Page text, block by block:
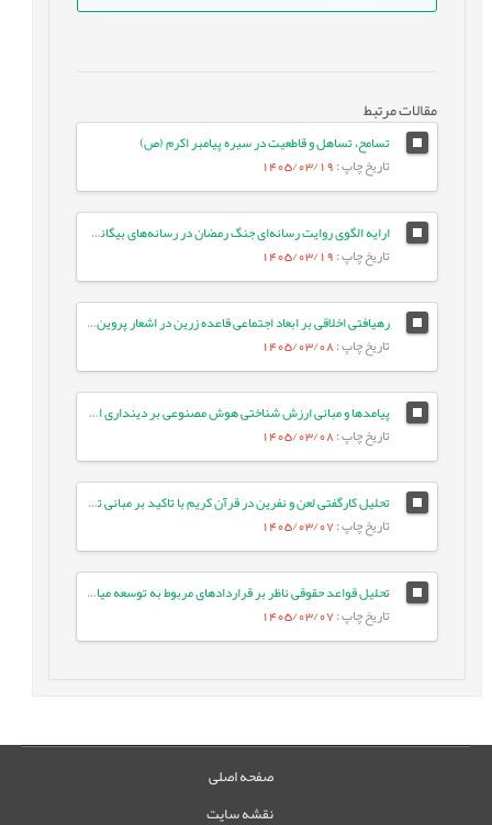
مقالات مرتبط
تسامح، تساهل و قاطعیت در سیره پیامبر اکرم (ص)
تاریخ چاپ: 1405/03/19
ارایه الگوی روایت رسانه‌ای جنگ رمضان در رسانه‌های بیگانه: مطالعه موردی ایران اینترنشنال
تاریخ چاپ: 1405/03/19
رهیافتی اخلاقی بر ابعاد اجتماعی قاعده زرین در اشعار پروین اعتصامی
تاریخ چاپ: 1405/03/08
پیامدها و مبانی ارزش شناختی هوش مصنوعی بر دینداری انسان معاصر
تاریخ چاپ: 1405/03/08
تحلیل کارگفتی لعن و نفرین در قرآن کریم با تاکید بر مبانی تربیتی آن
تاریخ چاپ: 1405/03/07
تحلیل قواعد حقوقی ناظر بر قراردادهای مربوط به توسعه میادین مشترک نفت و گاز
تاریخ چاپ: 1405/03/07
صفحه اصلی
نقشه سایت